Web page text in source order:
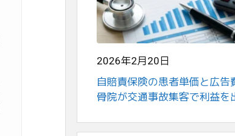
2026年2月20日
自賠責保険の患者単価と広告
骨院が交通事故集客で利益を